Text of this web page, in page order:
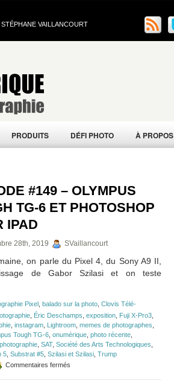
VAILLANCOURT
PRODUITS DÉFI PHOTO À PROPOS
#149 – OLYMPUS
TG-6 ET PHOTOSHOP
IPAD
28th, 2019 SVaillancourt
on parle du Pixel 4, du Sony A9 II,
de Gabor Szilasi et on teste
Pixel balado sur la photo Clovis Télé-
Éric Deschamps exposition Fuji X-Pro3
instagram Lightroom memes de photographes
Tough TG-6 onumérique photo récente
SAT, Société des Arts Technologiques
5 Substrat #5 Szilasi et Szilasi Trump
Commentaires fermés
#149